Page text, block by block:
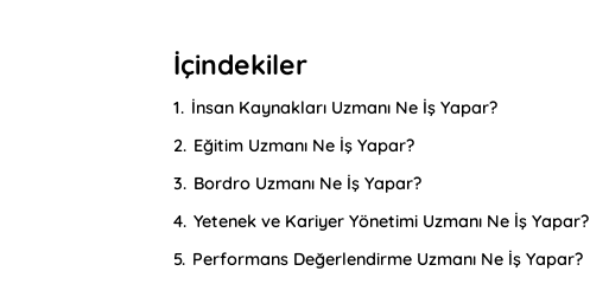
İçindekiler
1. İnsan Kaynakları Uzmanı Ne İş Yapar?
2. Eğitim Uzmanı Ne İş Yapar?
3. Bordro Uzmanı Ne İş Yapar?
4. Yetenek ve Kariyer Yönetimi Uzmanı Ne İş Yapar?
5. Performans Değerlendirme Uzmanı Ne İş Yapar?